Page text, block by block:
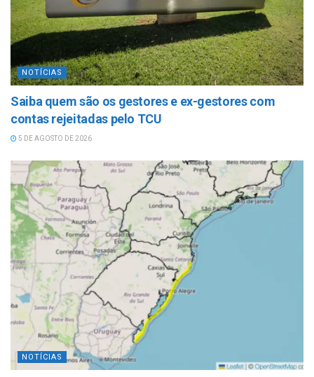
NOTÍCIAS
Saiba quem são os gestores e ex-gestores com
contas rejeitadas pelo TCU
5 DE AGOSTO DE 2026
NOTÍCIAS